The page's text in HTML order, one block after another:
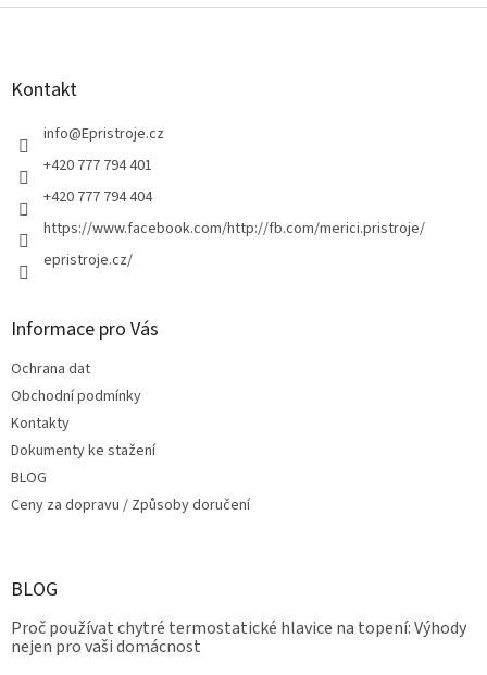
Z
Kontakt
info@Epristroje.cz
+420 777 794 401
+420 777 794 404
https://www.facebook.com/http://fb.com/merici.pristroje/
epristroje.cz/
Informace pro Vás
Ochrana dat
Obchodní podmínky
Kontakty
Dokumenty ke stažení
BLOG
Ceny za dopravu / Způsoby doručení
BLOG
Proč používat chytré termostatické hlavice na topení: Výhody
nejen pro vaši domácnost